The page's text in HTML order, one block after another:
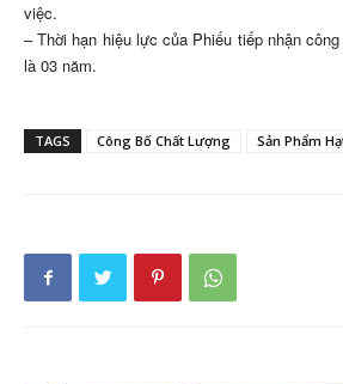
việc.
– Thời hạn hiệu lực của Phiếu tiếp nhận
là 03 năm.
TAGS Công Bố Chất Lượng Sản Phẩm